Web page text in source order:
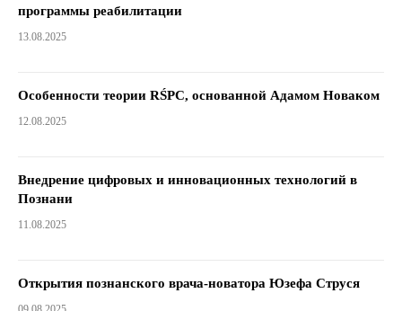
программы реабилитации
13.08.2025
Особенности теории RŚPC, основанной Адамом Новаком
12.08.2025
Внедрение цифровых и инновационных технологий в
Познани
11.08.2025
Открытия познанского врача-новатора Юзефа Струся